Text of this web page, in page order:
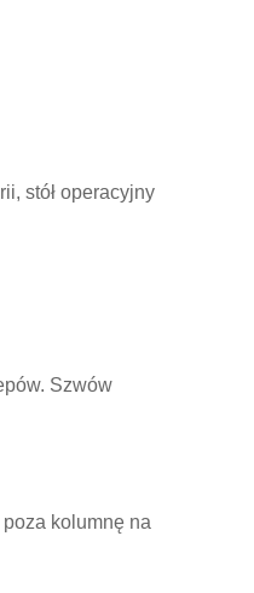
stół operacyjny
Szwów
kolumnę na